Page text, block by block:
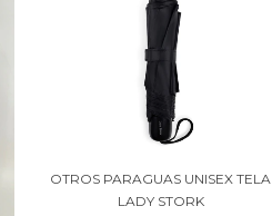
OTROS PARAGUAS UNISEX TELA
LADY STORK